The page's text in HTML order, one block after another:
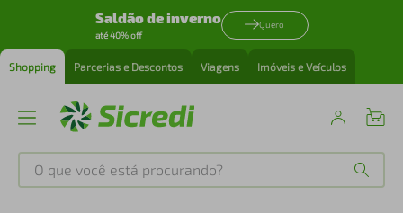
Saldão de inverno
até 40% off
Quero
Shopping Parcerias e Descontos Viagens Imóveis e Veículos
O que você está procurando?